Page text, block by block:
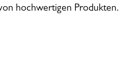
hochwertigen Produkten.